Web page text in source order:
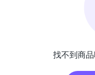
找不到商